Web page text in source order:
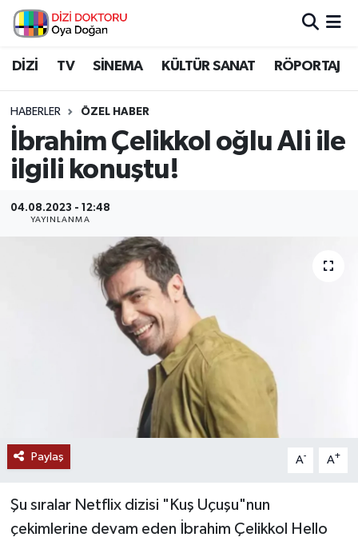
DİZİ TV SİNEMA KÜLTÜR SANAT RÖPORTAJ
HABERLER ÖZEL HABER
İbrahim Çelikkol oğlu Ali ile
ilgili konuştu!
04.08.2023 - 12:48
YAYINLANMA
Paylaş A- A+
Şu sıralar Netflix dizisi "Kuş Uçuşu"nun
çekimlerine devam eden İbrahim Çelikkol Hello
İstanbul Nöbetçi Eczaneler
İstanbul Namaz Vakitleri
İstanbul Trafik Yoğunluk Haritası
Süper Lig Puan Durumu ve Fikstür
Tüm Manşetler
Son Dakika Haberleri